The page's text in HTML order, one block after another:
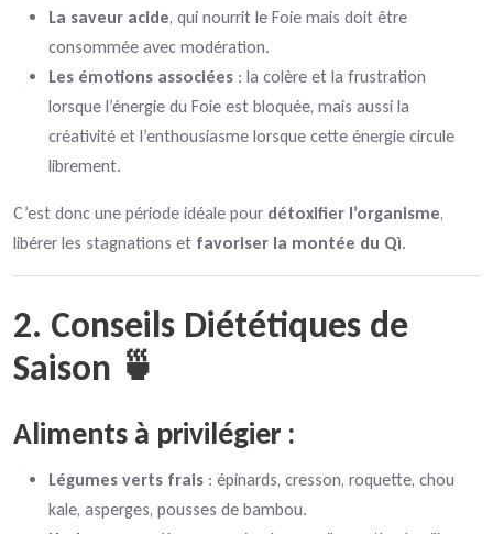
La saveur acide, qui nourrit le Foie mais doit être
consommée avec modération.
Les émotions associées : la colère et la frustration
lorsque l’énergie du Foie est bloquée, mais aussi la
créativité et l’enthousiasme lorsque cette énergie circule
librement.
C’est donc une période idéale pour détoxifier l’organisme,
libérer les stagnations et favoriser la montée du Qì.
2. Conseils Diététiques de
Saison 🍵
Aliments à privilégier :
Légumes verts frais : épinards, cresson, roquette, chou
kale, asperges, pousses de bambou.